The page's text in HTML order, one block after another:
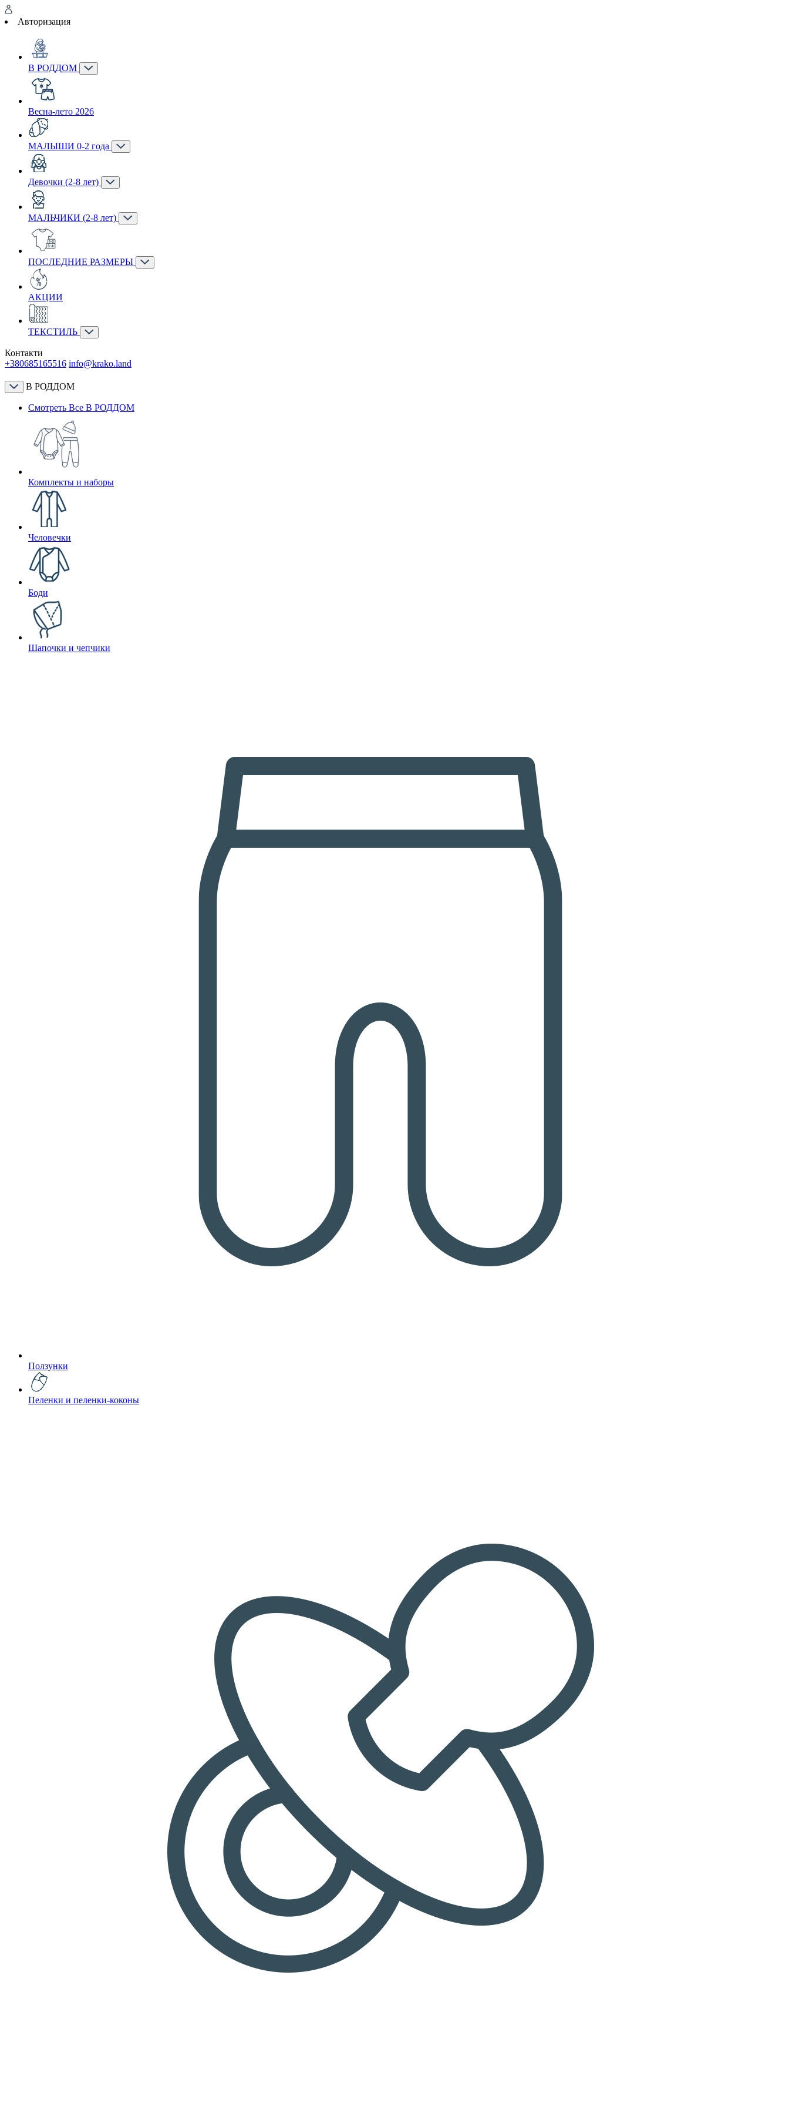
Авторизация
В РОДДОМ
Весна-лето 2026
МАЛЫШИ 0-2 года
Девочки (2-8 лет)
МАЛЬЧИКИ (2-8 лет)
ПОСЛЕДНИЕ РАЗМЕРЫ
АКЦИИ
ТЕКСТИЛЬ
Контакти
+380685165516 info@krako.land
В РОДДОМ
Смотреть Все В РОДДОМ
Комплекты и наборы
Человечки
Боди
Шапочки и чепчики
Ползунки
Пеленки и пеленки-коконы